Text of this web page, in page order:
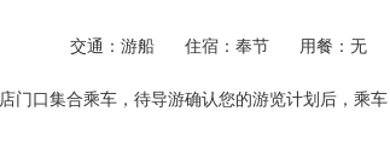
用餐：无
住宿：奉节
交通：游船
店门口集合乘车，待导游确认您的游览计划后，乘车